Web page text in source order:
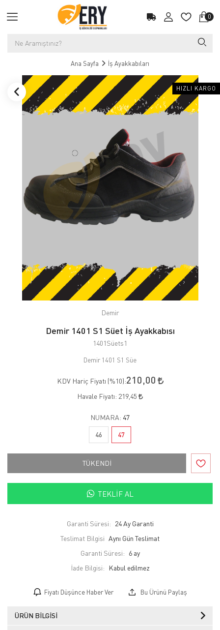
0
Ana Sayfa İş Ayakkabıları
HIZLI KARGO
Demir
Demir 1401 S1 Süet İş Ayakkabısı
1401Süets1
Demir 1401 S1 Süe
KDV Hariç Fiyatı (%10):210,00
Havale Fiyatı: 219,45
NUMARA: 47
46 47
TÜKENDİ
TEKLIF AL
Garanti Süresi: 24 Ay Garanti
Teslimat Bilgisi Aynı Gün Teslimat
Garanti Süresi: 6 ay
İade Bilgisi:
Fiyatı Düşünce Haber Ver Bu Ürünü Paylaş
ÜRÜN BILGISI